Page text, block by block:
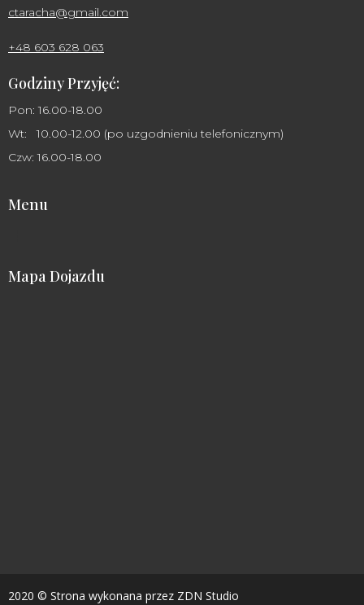
ctaracha@gmail.com
+48 603 628 063
Godziny Przyjęć:
Pon: 16.00-18.00
Wt: 10.00-12.00 (po uzgodnieniu telefonicznym)
Czw: 16.00-18.00
Menu
Mapa Dojazdu
2020 © Strona wykonana przez ZDN Studio